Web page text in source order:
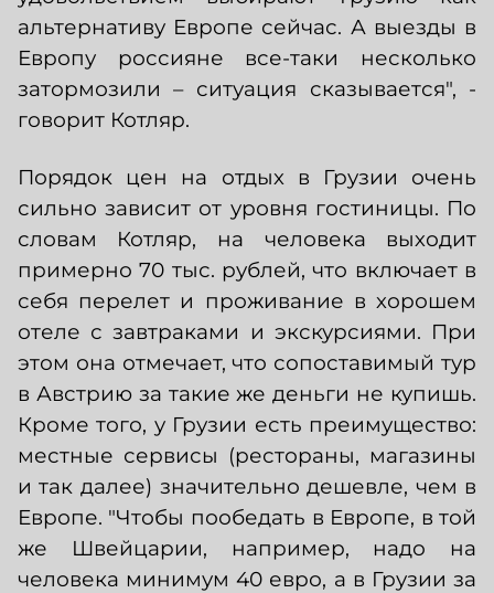
альтернативу Европе сейчас. А выезды в
Европу россияне все-таки несколько
затормозили – ситуация сказывается", -
говорит Котляр.
Порядок цен на отдых в Грузии очень
сильно зависит от уровня гостиницы. По
словам Котляр, на человека выходит
примерно 70 тыс. рублей, что включает в
себя перелет и проживание в хорошем
отеле с завтраками и экскурсиями. При
этом она отмечает, что сопоставимый тур
в Австрию за такие же деньги не купишь.
Кроме того, у Грузии есть преимущество:
местные сервисы (рестораны, магазины
и так далее) значительно дешевле, чем в
Европе. "Чтобы пообедать в Европе, в той
же Швейцарии, например, надо на
человека минимум 40 евро, а в Грузии за